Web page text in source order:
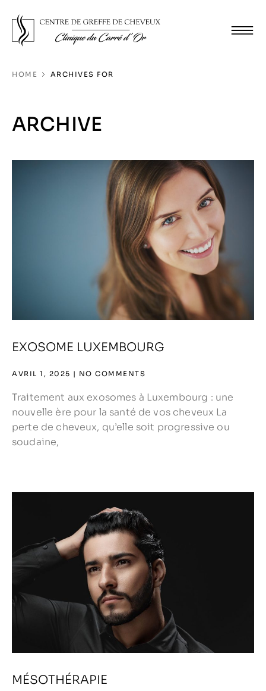
HOME ARCHIVES FOR
ARCHIVE
EXOSOME LUXEMBOURG
AVRIL 1, 2025 NO COMMENTS
Traitement aux exosomes à Luxembourg : une
nouvelle ère pour la santé de vos cheveux La
perte de cheveux, qu’elle soit progressive ou
soudaine,
MÉSOTHÉRAPIE